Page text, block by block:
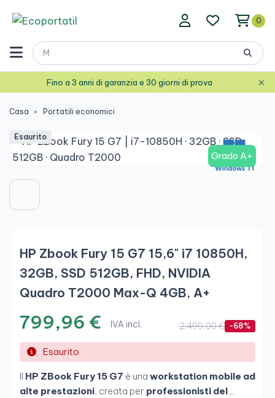
0
Fino a 3 anni di garanzia e 30 giorni di prova ×
Casa Portatili economici
Grado A+
Esaurito
HP Zbook Fury 15 G7 15,6" i7 10850H,
32GB, SSD 512GB, FHD, NVIDIA
Quadro T2000 Max-Q 4GB, A+
799,96 € IVA incl. 2.499,00 € -68%
Esaurito
Il HP ZBook Fury 15 G7 è una workstation mobile ad
alte prestazioni, creata per professionisti del